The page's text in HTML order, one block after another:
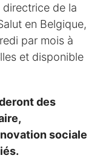
directrice de la
en Belgique,
par mois à
et disponible
des
sociale